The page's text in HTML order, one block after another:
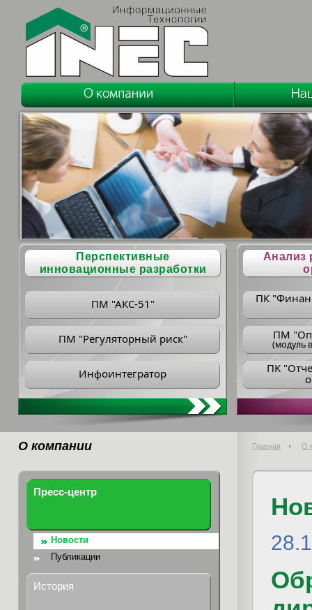
Перспективные
инновационные разработки
ПМ "АКС-51"
ПМ "Регуляторный риск"
Инфоинтегратор
Анализ
ПК
ПM
(модуль
ПK
О компании Главная О
Пресс-центр
Новости
Публикации
История